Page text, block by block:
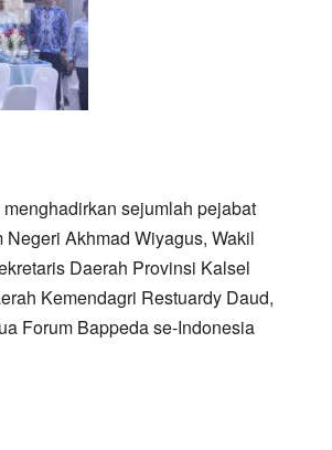
sejumlah pejabat
Akhmad Wiyagus, Wakil
Daerah Provinsi Kalsel
Kemendagri Restuardy Daud,
Forum Bappeda se-Indonesia